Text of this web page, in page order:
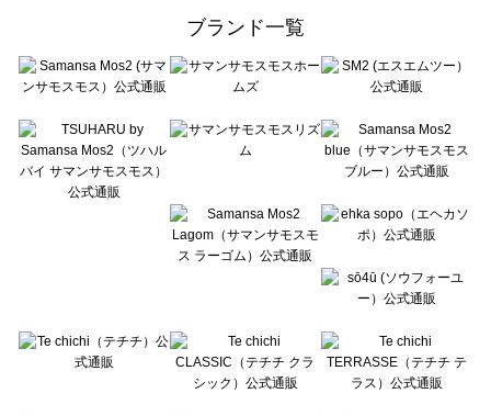
sō4ū（ソウフォーユー）のアクセサリー一覧
Te chichi（テチチ）のアクセサリー一覧
Te chichi CLASSIC（テチチ クラシック）のアクセサリー一覧
Lugnoncure（ルノンキュール）のアクセサリー一覧
BETTY'S BLUE（べティーズブルー）のアクセサリー一覧
Wpc.（ワールドパーティー）のアクセサリー一覧
ブランド一覧